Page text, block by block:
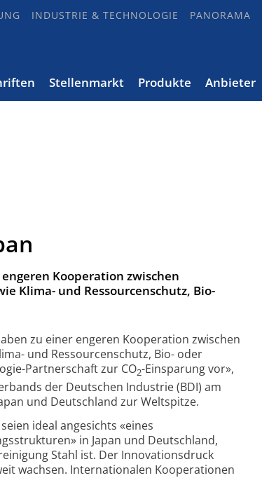
INDUSTRIE & TECHNOLOGIE PANORAMA
Stellenmarkt Produkte Anbieter
Kooperation zwischen
Klima- und Ressourcenschutz, Bio-
zu einer engeren Kooperation zwischen
und Ressourcenschutz, Bio- oder
Partnerschaft zur CO2-Einsparung vor»,
der Deutschen Industrie (BDI) am
und Deutschland zur Weltspitze.
ideal angesichts «eines
in Japan und Deutschland,
Stahl ist. Der Innovationsdruck
wachsen. Internationalen Kooperationen